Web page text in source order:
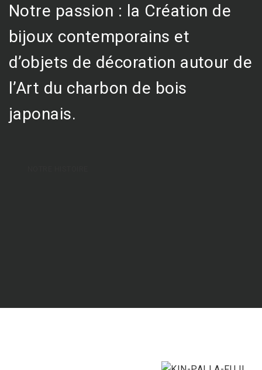
Notre passion : la Création de
bijoux contemporains et
d’objets de décoration autour de
l’Art du charbon de bois
japonais.